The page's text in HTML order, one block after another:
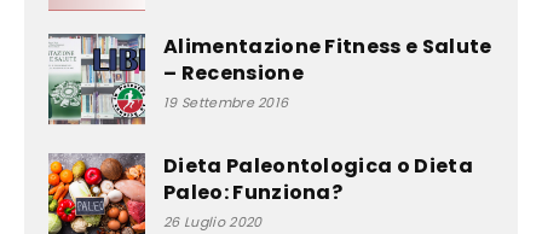
Alimentazione Fitness e Salute
– Recensione
19 Settembre 2016
Dieta Paleontologica o Dieta
Paleo: Funziona?
26 Luglio 2020